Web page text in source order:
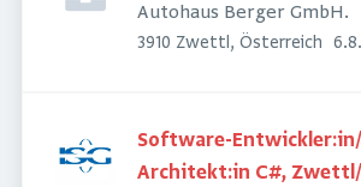
Autohaus Berger GmbH.
3910 Zwettl, Österreich
Software-
Architekt:in C#, Zwettl/